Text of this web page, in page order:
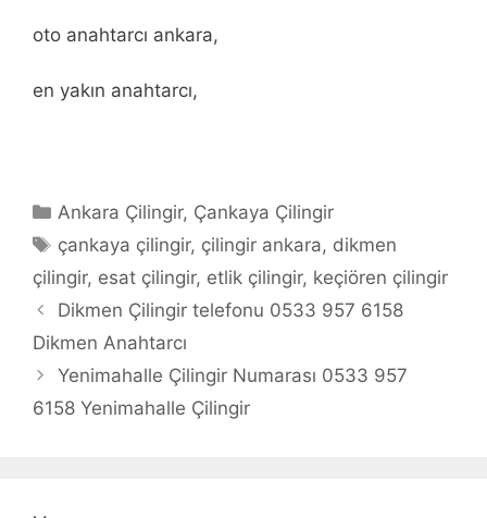
oto anahtarcı ankara,
en yakın anahtarcı,
Kategoriler
Ankara Çilingir, Çankaya Çilingir
Etiketler
çankaya çilingir, çilingir ankara, dikmen
çilingir, esat çilingir, etlik çilingir, keçiören çilingir
Yazı
dolaşımı
Dikmen Çilingir telefonu 0533 957 6158
Dikmen Anahtarcı
Yenimahalle Çilingir Numarası 0533 957
6158 Yenimahalle Çilingir